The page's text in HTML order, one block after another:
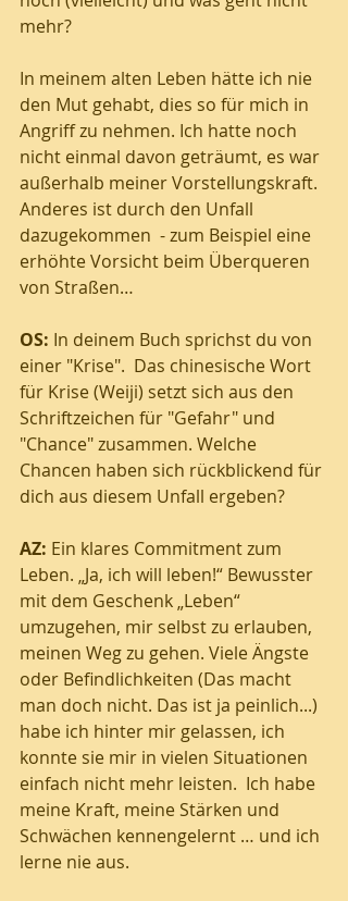
mehr?
In meinem alten Leben hätte ich nie
den Mut gehabt, dies so für mich in
Angriff zu nehmen. Ich hatte noch
nicht einmal davon geträumt, es war
außerhalb meiner Vorstellungskraft.
Anderes ist durch den Unfall
dazugekommen  - zum Beispiel eine
erhöhte Vorsicht beim Überqueren
von Straßen…
OS: In deinem Buch sprichst du von
einer "Krise".  Das chinesische Wort
für Krise (Weiji) setzt sich aus den
Schriftzeichen für "Gefahr" und
"Chance" zusammen. Welche
Chancen haben sich rückblickend für
dich aus diesem Unfall ergeben?
AZ: Ein klares Commitment zum
Leben. „Ja, ich will leben!“ Bewusster
mit dem Geschenk „Leben“
umzugehen, mir selbst zu erlauben,
meinen Weg zu gehen. Viele Ängste
oder Befindlichkeiten (Das macht
man doch nicht. Das ist ja peinlich...)
habe ich hinter mir gelassen, ich
konnte sie mir in vielen Situationen
einfach nicht mehr leisten.  Ich habe
meine Kraft, meine Stärken und
Schwächen kennengelernt … und ich
lerne nie aus.